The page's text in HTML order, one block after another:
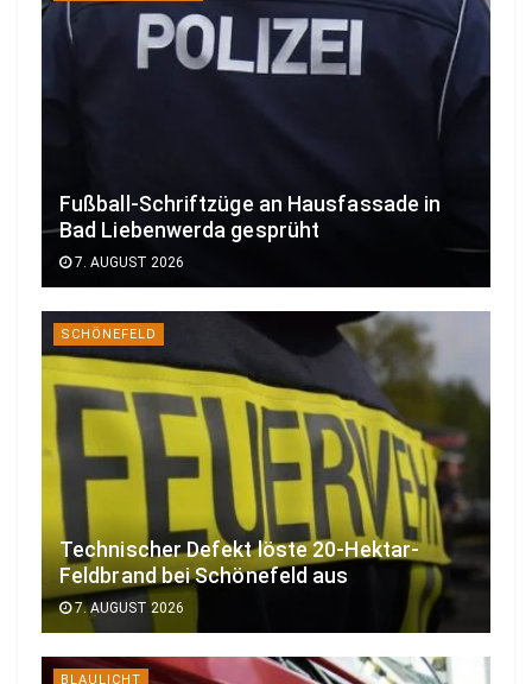
Fußball-Schriftzüge an Hausfassade in
Bad Liebenwerda gesprüht
7. AUGUST 2026
SCHÖNEFELD
Technischer Defekt löste 20-Hektar-
Feldbrand bei Schönefeld aus
7. AUGUST 2026
BLAULICHT